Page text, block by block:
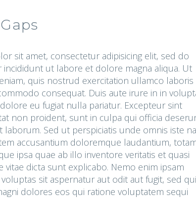
sit amet, consectetur adipisicing elit, sed do
ut labore et dolore magna aliqua. Ut
quis nostrud exercitation ullamco laboris
consequat. Duis aute irure in in
eu fugiat nulla pariatur. Excepteur sint
non proident, sunt in culpa qui officia
laborum. Sed ut perspiciatis unde omnis iste
accusantium doloremque laudantium,
ipsa quae ab illo inventore veritatis et quasi
vitae dicta sunt explicabo. Nemo enim ipsam
sit aspernatur aut odit aut fugit, sed
dolores eos qui ratione voluptatem sequi